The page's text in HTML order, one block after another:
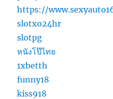
https://
slotxo24hr
slotpg
หนังโป๊ไทย
1xbetth
funny18
kiss918